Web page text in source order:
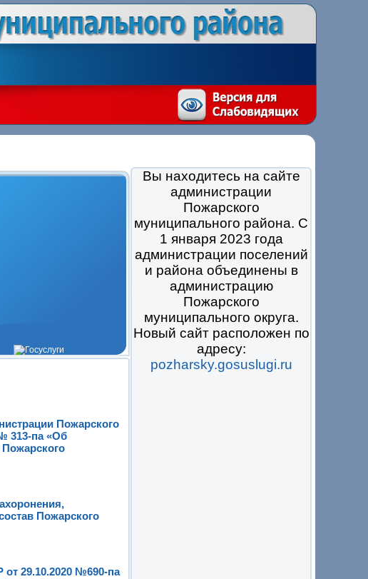
Вы находитесь на сайте
администрации
Пожарского
муниципального района. С
1 января 2023 года
администрации поселений
и района объединены в
администрацию
Пожарского
муниципального округа.
Новый сайт расположен по
адресу:
pozharsky.gosuslugi.ru
Пожарского
313-па «Об
Пожарского
от 29.10.2020 №690-па